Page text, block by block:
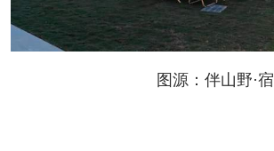
图源：伴山野·宿